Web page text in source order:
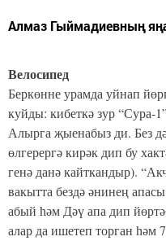
Алмаз Гыймадиевның
Велосипед
Беркөнне урамда уйнап
куйды: кибеткә зур “Сура-
Алырга җыенабыз ди. Без
өлгерергә кирәк дип бу
генә данә кайткандыр).
вакытта бездә әнинең
абый һәм Дәү апа дип
алар да ишетеп торган һәм